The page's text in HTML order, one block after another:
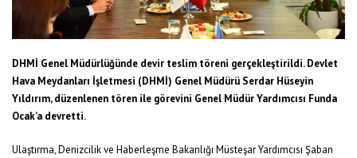
DHMİ Genel Müdürlüğünde devir teslim töreni gerçekleştirildi. Devlet
Hava Meydanları İşletmesi (DHMİ) Genel Müdürü Serdar Hüseyin
Yıldırım, düzenlenen tören ile görevini Genel Müdür Yardımcısı Funda
Ocak’a devretti.
Ulaştırma, Denizcilik ve Haberleşme Bakanlığı Müsteşar Yardımcısı Şaban